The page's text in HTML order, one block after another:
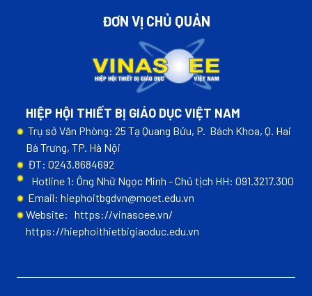
ĐƠN VỊ CHỦ QUẢN
HIỆP HỘI THIẾT BỊ GIÁO DỤC VIỆT NAM
Trụ sở Văn Phòng: 25 Tạ Quang Bửu, P. Bách Khoa, Q. Hai
Bà Trưng, TP. Hà Nội
ĐT: 0243.8684692
Hotline 1: Ông Nhữ Ngọc Minh - Chủ tịch HH: 091.3217.300
Email: hiephoitbgdvn@moet.edu.vn
Website: https://vinasoee.vn/
https://hiephoithietbigiaoduc.edu.vn